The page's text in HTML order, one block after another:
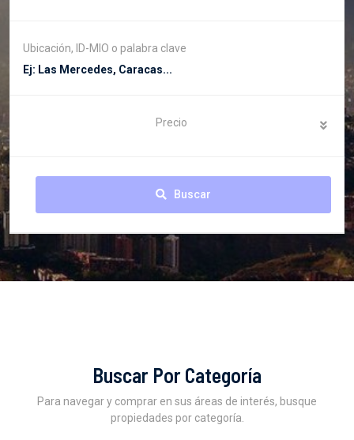
Ubicación, ID-MIO o palabra clave
Precio
Buscar
Buscar Por Categoría
Para navegar y comprar en sus áreas de interés, busque
propiedades por categoría.